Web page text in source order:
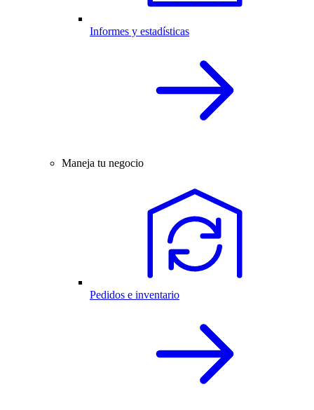
Informes y estadísticas
Maneja tu negocio
Pedidos e inventario